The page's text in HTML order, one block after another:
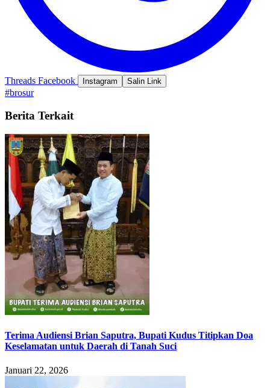
Threads Facebook Instagram Salin Link
#brosur
Berita Terkait
Terima Audiensi Brian Saputra, Bupati Kudus Titipkan Doa
Keselamatan untuk Daerah di Tanah Suci
Januari 22, 2026